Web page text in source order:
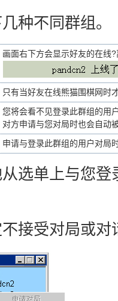
种不同群组。
画面右下方会显示好友的在线
只有当好友在线熊猫围棋网时
您将会看不见登录此群组的用
对方申请与您对局时也会自动
申请与登录此群组的用户对局
选单上与您
接受对局或对